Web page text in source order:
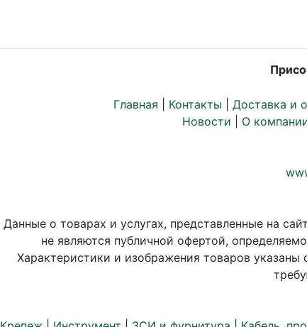
Главная Контакты Доставка и
Новости
О
Данные о товарах и услугах, представленные на
не являются публичной офертой,
Характеристики и изображения товаров